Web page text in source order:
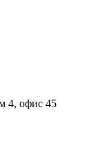
4, офис 45